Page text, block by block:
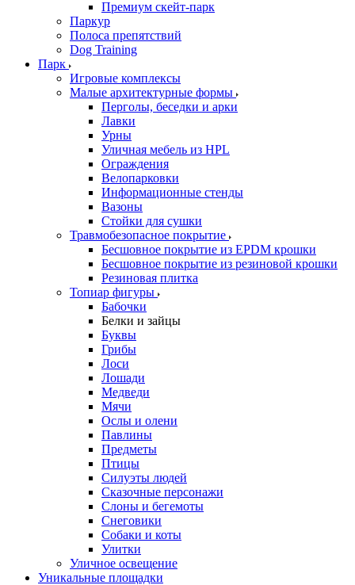
Премиум скейт-парк
Паркур
Полоса препятствий
Dog Training
Парк
Игровые комплексы
Малые архитектурные формы
Перголы, беседки и арки
Лавки
Урны
Уличная мебель из HPL
Ограждения
Велопарковки
Информационные стенды
Вазоны
Стойки для сушки
Травмобезопасное покрытие
Бесшовное покрытие из EPDM крошки
Бесшовное покрытие из резиновой крошки
Резиновая плитка
Топиар фигуры
Бабочки
Белки и зайцы
Буквы
Грибы
Лоси
Лошади
Медведи
Мячи
Ослы и олени
Павлины
Предметы
Птицы
Силуэты людей
Сказочные персонажи
Слоны и бегемоты
Снеговики
Собаки и коты
Улитки
Уличное освещение
Уникальные площадки